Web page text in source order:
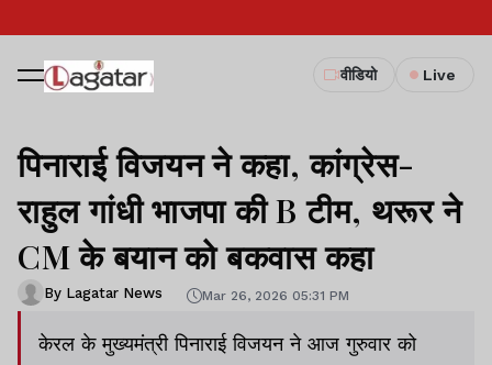
वीडियो Live
पिनाराई विजयन ने कहा, कांग्रेस-
राहुल गांधी भाजपा की B टीम, थरूर ने
CM के बयान को बकवास कहा
By Lagatar News Mar 26, 2026 05:31 PM
केरल के मुख्यमंत्री पिनाराई विजयन ने आज गुरुवार को